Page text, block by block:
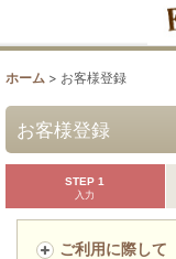
ホーム > お客様登録
お客様登録
STEP 1
入力
ご利用に際して